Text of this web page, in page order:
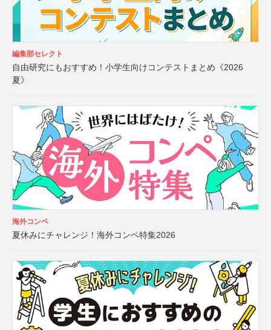
編集部セレクト
自由研究にもおすすめ！小学生向けコンテストまとめ《2026
夏》
海外コンペ
夏休みにチャレンジ！海外コンペ特集2026